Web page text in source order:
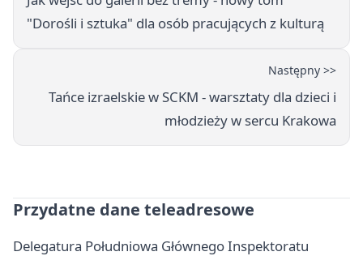
"Dorośli i sztuka" dla osób pracujących z kulturą
Następny >>
Tańce izraelskie w SCKM - warsztaty dla dzieci i
młodzieży w sercu Krakowa
Przydatne dane teleadresowe
Delegatura Południowa Głównego Inspektoratu